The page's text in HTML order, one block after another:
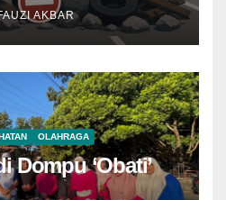
AKBAR
OLAHRAGA
Dompu ‘Obati’